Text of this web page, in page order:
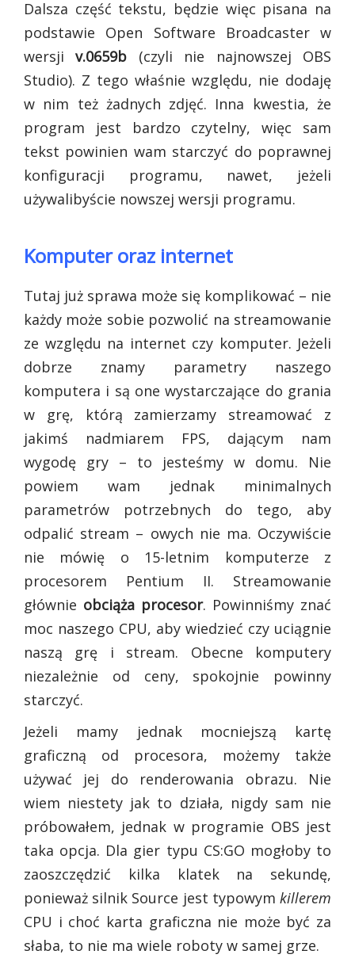
Dalsza część tekstu, będzie więc pisana na
podstawie Open Software Broadcaster w
wersjiv.0659b (czyli nie najnowszej OBS
Studio). Z tego właśnie względu, nie dodaję
w nim też żadnych zdjęć. Inna kwestia, że
program jest bardzo czytelny, więc sam
tekst powinien wam starczyć do poprawnej
konfiguracji programu, nawet, jeżeli
używalibyście nowszej wersji programu.
Komputer oraz internet
Tutaj już sprawa może się komplikować – nie
każdy może sobie pozwolić na streamowanie
ze względu na internet czy komputer. Jeżeli
dobrze znamy parametry naszego
komputera i są one wystarczające do grania
w grę, którą zamierzamy streamować z
jakimś nadmiarem FPS, dającym nam
wygodę gry – to jesteśmy w domu. Nie
powiem wam jednak minimalnych
parametrów potrzebnych do tego, aby
odpalić stream – owych nie ma. Oczywiście
nie mówię o 15-letnim komputerze z
procesorem Pentium II. Streamowanie
głównie obciąża procesor. Powinniśmy znać
moc naszego CPU, aby wiedzieć czy uciągnie
naszą grę i stream. Obecne komputery
niezależnie od ceny, spokojnie powinny
starczyć.
Jeżeli mamy jednak mocniejszą kartę
graficzną od procesora, możemy także
używać jej do renderowania obrazu. Nie
wiem niestety jak to działa, nigdy sam nie
próbowałem, jednak w programie OBS jest
taka opcja. Dla gier typu CS:GO mogłoby to
zaoszczędzić kilka klatek na sekundę,
ponieważ silnik Source jest typowym killerem
CPU i choć karta graficzna nie może być za
słaba, to nie ma wiele roboty w samej grze.